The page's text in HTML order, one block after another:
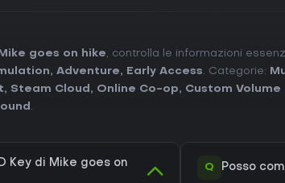
goes on hike, controlla le informazioni
, Adventure, Early Access. Categorie:
, Steam Cloud , Online Co-op, Custom Volume
.
Key di Mike goes on
Q Posso